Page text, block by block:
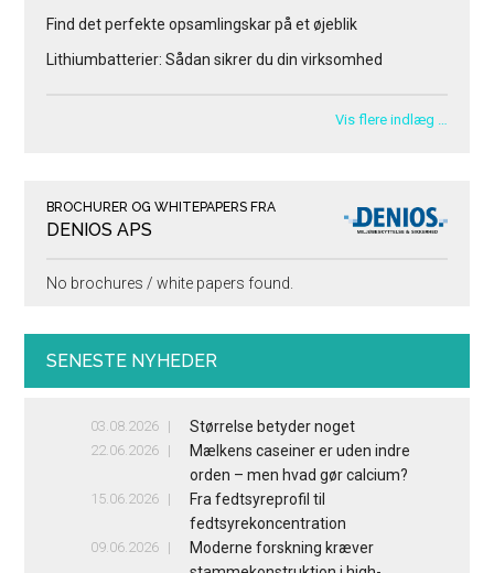
Find det perfekte opsamlingskar på et øjeblik
Lithiumbatterier: Sådan sikrer du din virksomhed
Vis flere indlæg …
BROCHURER OG WHITEPAPERS FRA
DENIOS APS
No brochures / white papers found.
SENESTE NYHEDER
03.08.2026 Størrelse betyder noget
22.06.2026
Mælkens caseiner er uden indre
orden – men hvad gør calcium?
15.06.2026
Fra fedtsyreprofil til
fedtsyrekoncentration
09.06.2026
Moderne forskning kræver